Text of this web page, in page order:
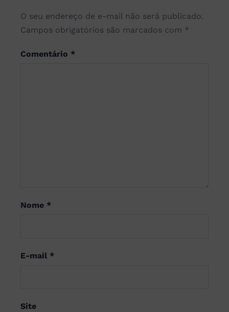
O seu endereço de e-mail não será publicado.
Campos obrigatórios são marcados com *
Comentário *
Nome *
E-mail *
Site